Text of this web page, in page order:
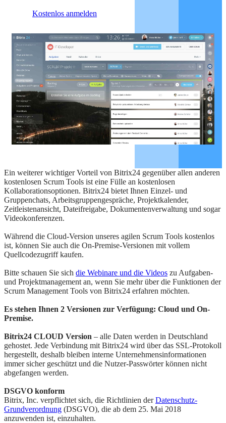
Kostenlos anmelden
Ein weiterer wichtiger Vorteil von Bitrix24 gegenüber allen anderen
kostenlosen Scrum Tools ist eine Fülle an kostenlosen
Kollaborationsoptionen. Bitrix24 bietet Ihnen Einzel- und
Gruppenchats, Arbeitsgruppengespräche, Projektkalender,
Zeitleistenansicht, Dateifreigabe, Dokumentenverwaltung und sogar
Videokonferenzen.
Während die Cloud-Version unseres agilen Scrum Tools kostenlos
ist, können Sie auch die On-Premise-Versionen mit vollem
Quellcodezugriff kaufen.
Bitte schauen Sie sich die Webinare und die Videos zu Aufgaben-
und Projektmanagement an, wenn Sie mehr über die Funktionen der
Scrum Management Tools von Bitrix24 erfahren möchten.
Es stehen Ihnen 2 Versionen zur Verfügung: Cloud und On-
Premise.
Bitrix24 CLOUD Version – alle Daten werden in Deutschland
gehostet. Jede Verbindung mit Bitrix24 wird über das SSL-Protokoll
hergestellt, deshalb bleiben interne Unternehmensinformationen
immer sicher geschützt und die Nutzer-Passwörter können nicht
abgefangen werden.
DSGVO konform
Bitrix, Inc. verpflichtet sich, die Richtlinien derDatenschutz-
Grundverordnung (DSGVO), die ab dem 25. Mai 2018
anzuwenden ist, einzuhalten.